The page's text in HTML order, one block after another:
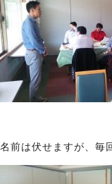
名前は伏せますが、毎